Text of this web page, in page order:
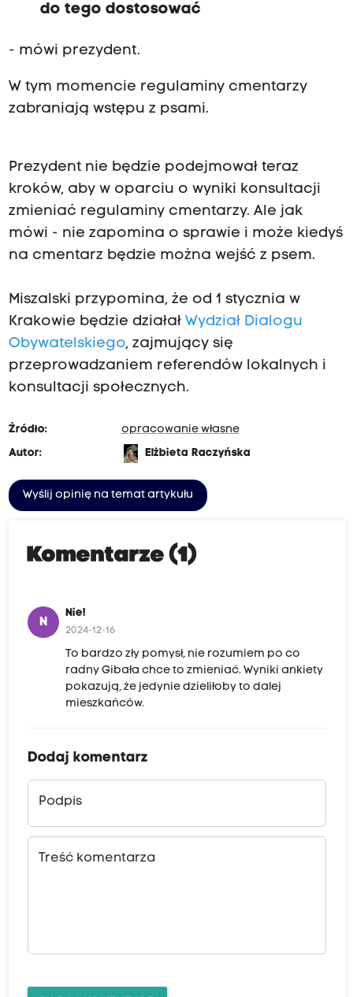
do tego dostosować
- mówi prezydent.
W tym momencie regulaminy cmentarzy
zabraniają wstępu z psami.
Prezydent nie będzie podejmował teraz
kroków, aby w oparciu o wyniki konsultacji
zmieniać regulaminy cmentarzy. Ale jak
mówi - nie zapomina o sprawie i może kiedyś
na cmentarz będzie można wejść z psem.
Miszalski przypomina, że od 1 stycznia w
Krakowie będzie działał Wydział Dialogu
Obywatelskiego, zajmujący się
przeprowadzaniem referendów lokalnych i
konsultacji społecznych.
Źródło:
opracowanie własne
Autor:
Elżbieta Raczyńska
Wyślij opinię na temat artykułu
Komentarze (1)
N
Nie!
2024-12-16
To bardzo zły pomysł, nie rozumiem po co
radny Gibała chce to zmieniać. Wyniki ankiety
pokazują, że jedynie dzieliłoby to dalej
mieszkańców.
Dodaj komentarz
Podpis
Treść komentarza